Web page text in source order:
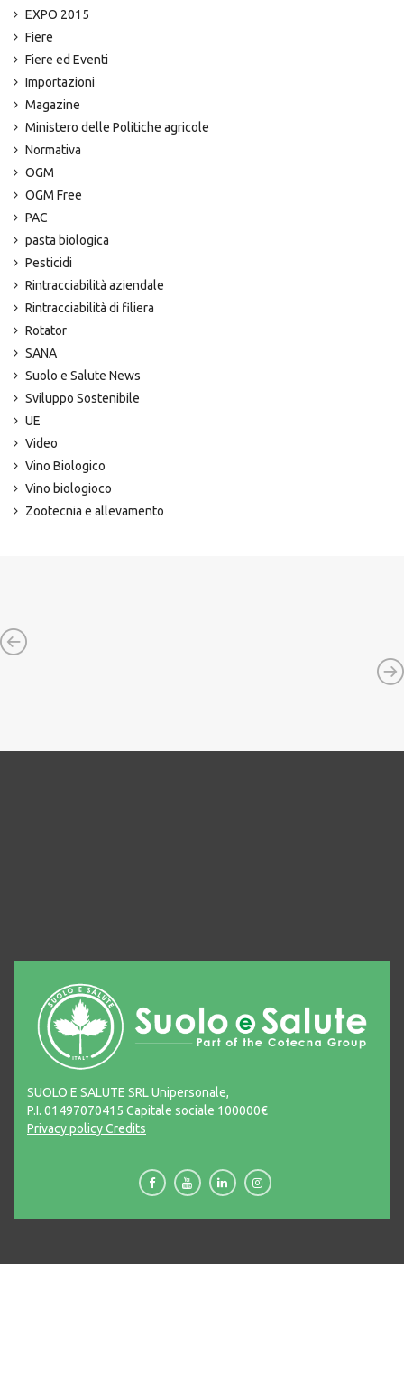
EXPO 2015
Fiere
Fiere ed Eventi
Importazioni
Magazine
Ministero delle Politiche agricole
Normativa
OGM
OGM Free
PAC
pasta biologica
Pesticidi
Rintracciabilità aziendale
Rintracciabilità di filiera
Rotator
SANA
Suolo e Salute News
Sviluppo Sostenibile
UE
Video
Vino Biologico
Vino biologioco
Zootecnia e allevamento
SUOLO E SALUTE SRL Unipersonale,
P.I. 01497070415 Capitale sociale 100000€
Privacy policyCredits